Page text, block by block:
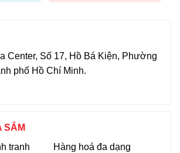
Center, Số 17, Hồ Bá Kiện, Phường
phố Hồ Chí Minh.
SẮM
tranh
Hàng hoá đa dạng